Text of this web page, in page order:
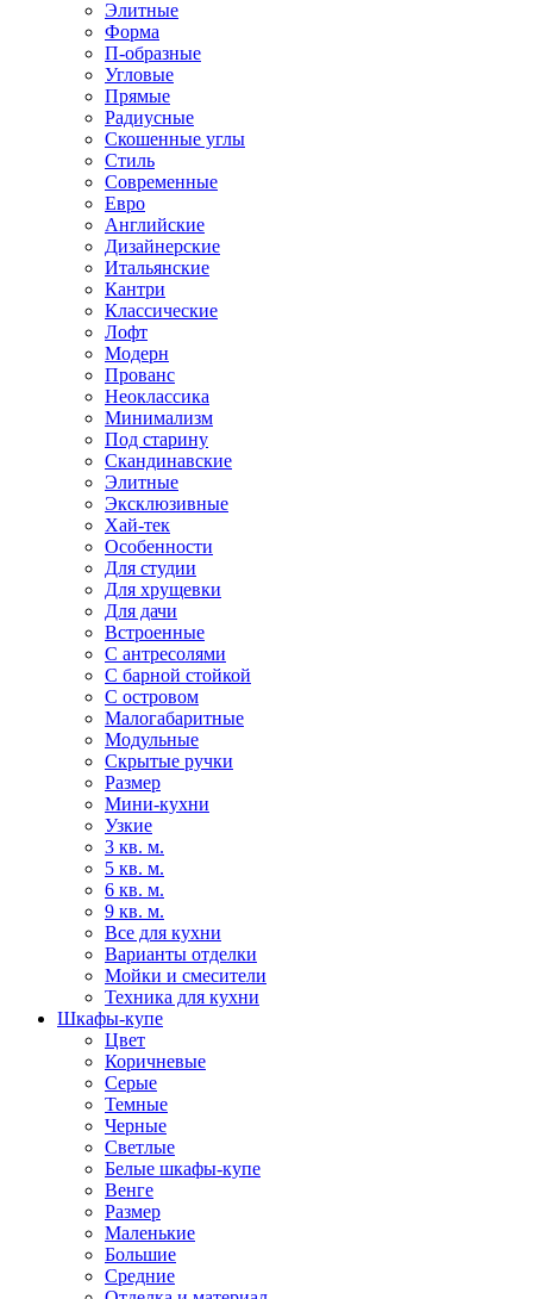
Элитные
Форма
П-образные
Угловые
Прямые
Радиусные
Скошенные углы
Стиль
Современные
Евро
Английские
Дизайнерские
Итальянские
Кантри
Классические
Лофт
Модерн
Прованс
Неоклассика
Минимализм
Под старину
Скандинавские
Элитные
Эксклюзивные
Хай-тек
Особенности
Для студии
Для хрущевки
Для дачи
Встроенные
С антресолями
С барной стойкой
С островом
Малогабаритные
Модульные
Скрытые ручки
Размер
Мини-кухни
Узкие
3 кв. м.
5 кв. м.
6 кв. м.
9 кв. м.
Все для кухни
Варианты отделки
Мойки и смесители
Техника для кухни
Шкафы-купе
Цвет
Коричневые
Серые
Темные
Черные
Светлые
Белые шкафы-купе
Венге
Размер
Маленькие
Большие
Средние